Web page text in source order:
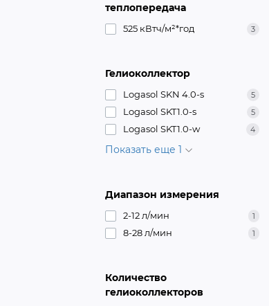
теплопередача
525 кВтч/м²*год 3
Гелиоколлектор
Logasol SKN 4.0-s 5
Logasol SKT1.0-s 5
Logasol SKT1.0-w 4
Показать еще 1
Диапазон измерения
2-12 л/мин 1
8-28 л/мин 1
Количество
гелиоколлекторов